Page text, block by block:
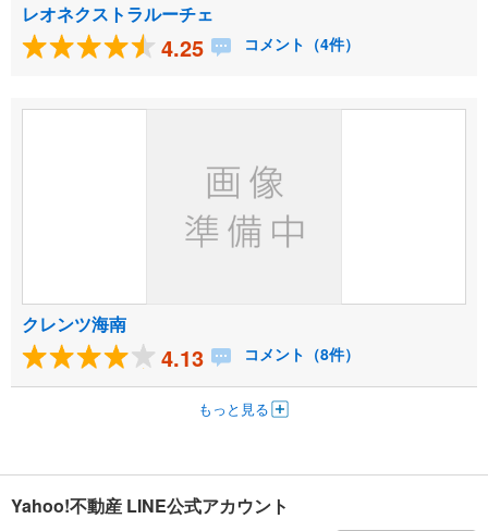
レオネクストラルーチェ
4.25 コメント（4件）
クレンツ海南
4.13 コメント（8件）
もっと見る
Yahoo!不動産 LINE公式アカウント